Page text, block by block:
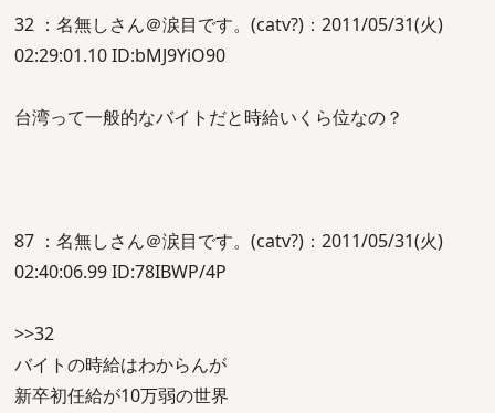
32 ：名無しさん＠涙目です。(catv?)：2011/05/31(火)
02:29:01.10 ID:bMJ9YiO90
台湾って一般的なバイトだと時給いくら位なの？
87 ：名無しさん＠涙目です。(catv?)：2011/05/31(火)
02:40:06.99 ID:78IBWP/4P
>>32
バイトの時給はわからんが
新卒初任給が10万弱の世界